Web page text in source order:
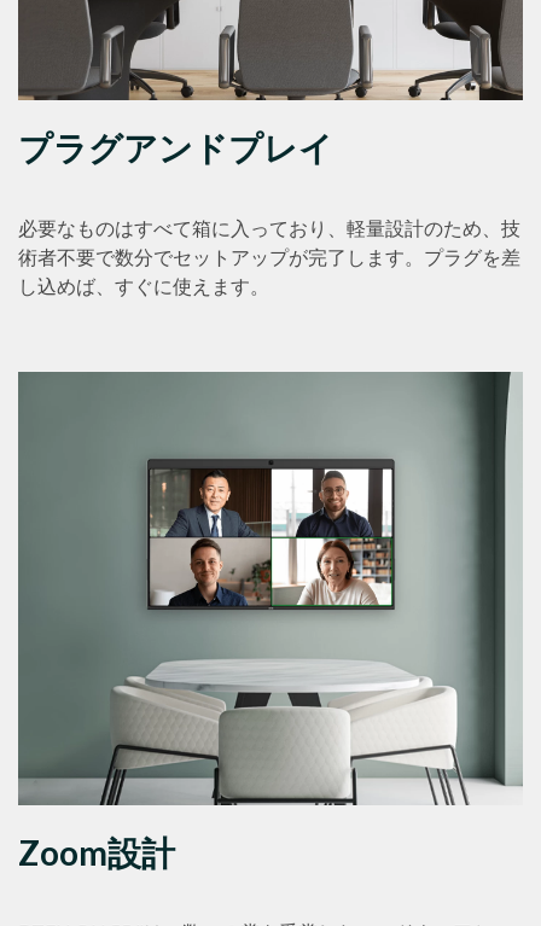
プラグアンドプレイ
必要なものはすべて箱に入っており、軽量設計のため、技
術者不要で数分でセットアップが完了します。プラグを差
し込めば、すぐに使えます。
Zoom設計